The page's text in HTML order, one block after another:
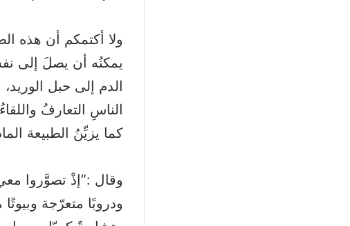
ولا أكتمكم أن هذه
يمكنُه أن يصلَ إلى
الدم إلى حبل
الناسِ التعارفُ
كما يزيِّنُ الطبيعة
وقال :”إذْ تصوَّروا معي
ودروبًا متعرّجة